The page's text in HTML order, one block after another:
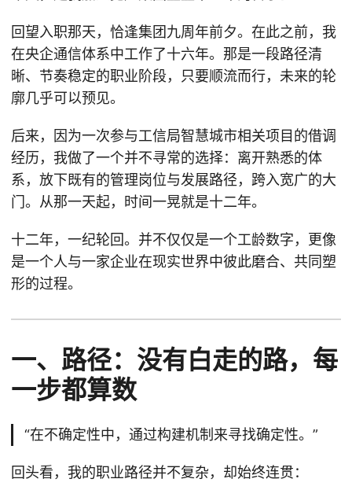
回望入职那天，恰逢集团九周年前夕。在此之前，我
在央企通信体系中工作了十六年。那是一段路径清
晰、节奏稳定的职业阶段，只要顺流而行，未来的轮
廓几乎可以预见。
后来，因为一次参与工信局智慧城市相关项目的借调
经历，我做了一个并不寻常的选择：离开熟悉的体
系，放下既有的管理岗位与发展路径，跨入宽广的大
门。从那一天起，时间一晃就是十二年。
十二年，一纪轮回。并不仅仅是一个工龄数字，更像
是一个人与一家企业在现实世界中彼此磨合、共同塑
形的过程。
一、路径：没有白走的路，每
一步都算数
“在不确定性中，通过构建机制来寻找确定性。”
回头看，我的职业路径并不复杂，却始终连贯：